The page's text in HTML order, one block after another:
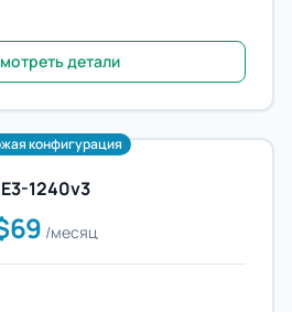
детали
конфигурация
E3-1240v3
/месяц